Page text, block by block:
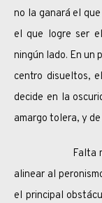
no la ganará el
el que logre ser
ningún lado. En un
centro disueltos,
decide en la
amargo tolera, y de
Falta mucho
alinear al
el principal